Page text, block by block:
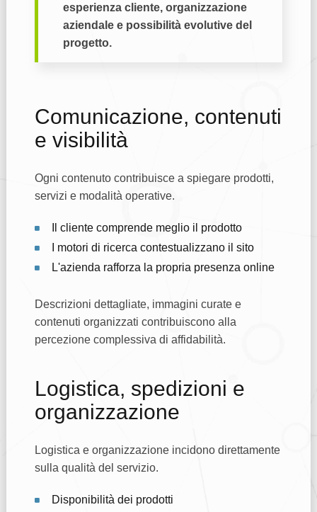
esperienza cliente, organizzazione
aziendale e possibilità evolutive del
progetto.
Comunicazione, contenuti
e visibilità
Ogni contenuto contribuisce a spiegare prodotti,
servizi e modalità operative.
Il cliente comprende meglio il prodotto
I motori di ricerca contestualizzano il sito
L'azienda rafforza la propria presenza online
Descrizioni dettagliate, immagini curate e
contenuti organizzati contribuiscono alla
percezione complessiva di affidabilità.
Logistica, spedizioni e
organizzazione
Logistica e organizzazione incidono direttamente
sulla qualità del servizio.
Disponibilità dei prodotti